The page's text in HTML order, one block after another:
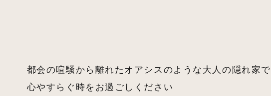
都会の喧騒から離れたオアシスのような大人の隠れ家で
心やすらぐ時をお過ごしください